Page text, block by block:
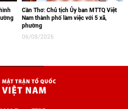
Cần Thơ: Chủ tịch Ủy ban MTTQ Việt
Nam thành phố làm việc với 5 xã,
phường
06/08/2026